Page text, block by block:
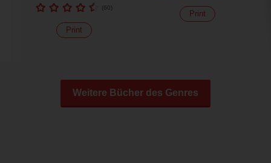
(60)
Print
Print
Weitere Bücher des Genres